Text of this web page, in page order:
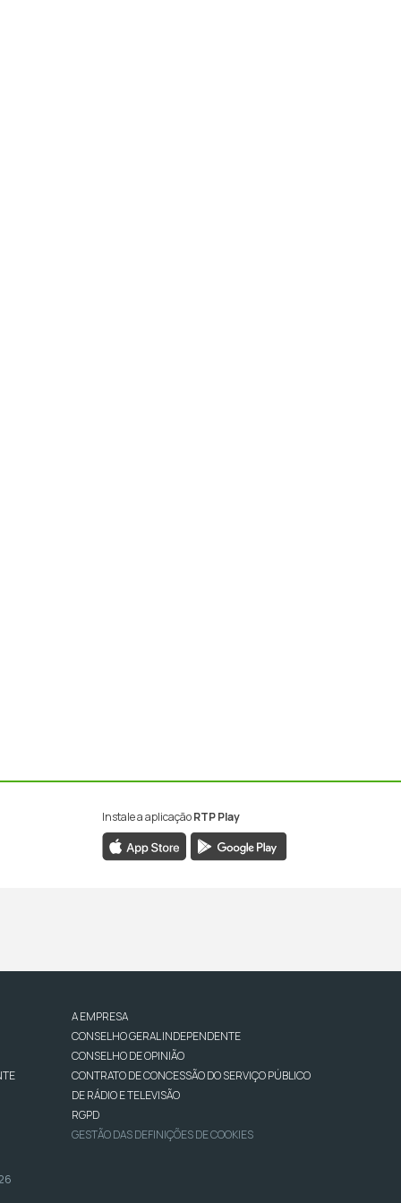
Instale a aplicaçãoRTP Play
A EMPRESA
CONSELHO GERAL INDEPENDENTE
CONSELHO DE OPINIÃO
CONTRATO DE CONCESSÃO DO SERVIÇO PÚBLICO
DE RÁDIO E TELEVISÃO
RGPD
GESTÃO DAS DEFINIÇÕES DE COOKIES